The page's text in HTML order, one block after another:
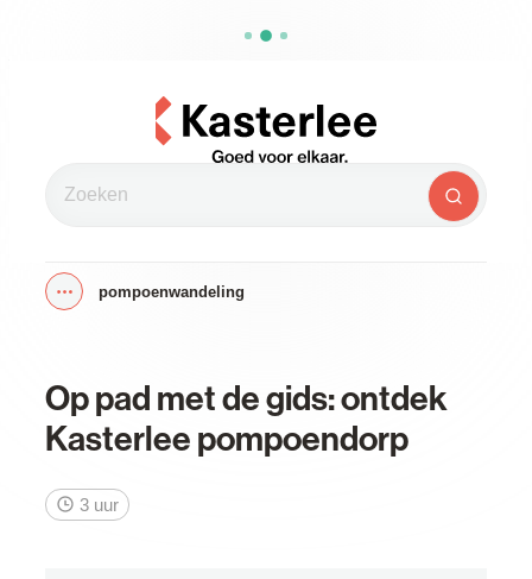
Kasterlee
Zoeken Zoeken
Toon alle broodkruimel items
pompoenwandeling
Op pad met de gids: ontdek
Kasterlee pompoendorp
3 uur